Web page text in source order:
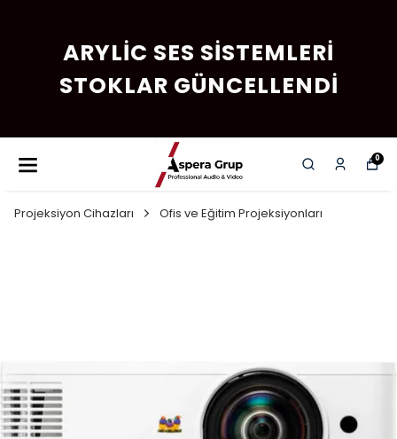
ARYLIC SES SISTEMLERI
STOKLAR GÜNCELLENDI
0
Projeksiyon Cihazları Ofis ve Eğitim Projeksiyonları